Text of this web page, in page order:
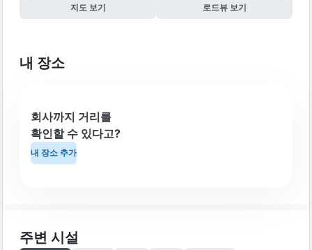
지도 보기 로드뷰 보기
내 장소
회사까지 거리를
확인할 수 있다고?
내 장소 추가
주변 시설